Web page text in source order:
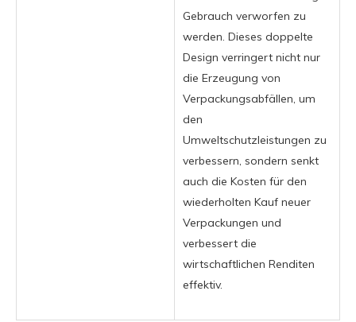
Gebrauch verworfen zu
werden. Dieses doppelte
Design verringert nicht nur
die Erzeugung von
Verpackungsabfällen, um
den
Umweltschutzleistungen zu
verbessern, sondern senkt
auch die Kosten für den
wiederholten Kauf neuer
Verpackungen und
verbessert die
wirtschaftlichen Renditen
effektiv.